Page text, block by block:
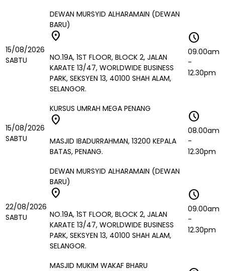
15/08/2026
SABTU
DEWAN MURSYID ALHARAMAIN (DEWAN
BARU)
location_on
NO.19A, 1ST FLOOR, BLOCK 2, JALAN
KARATE 13/47, WORLDWIDE BUSINESS
PARK, SEKSYEN 13, 40100 SHAH ALAM,
SELANGOR.
schedule
09.00am
-
12.30pm
15/08/2026
SABTU
KURSUS UMRAH MEGA PENANG
location_on
MASJID IBADURRAHMAN, 13200 KEPALA
BATAS, PENANG.
schedule
08.00am
-
12.30pm
22/08/2026
SABTU
DEWAN MURSYID ALHARAMAIN (DEWAN
BARU)
location_on
NO.19A, 1ST FLOOR, BLOCK 2, JALAN
KARATE 13/47, WORLDWIDE BUSINESS
PARK, SEKSYEN 13, 40100 SHAH ALAM,
SELANGOR.
schedule
09.00am
-
12.30pm
MASJID MUKIM WAKAF BHARU